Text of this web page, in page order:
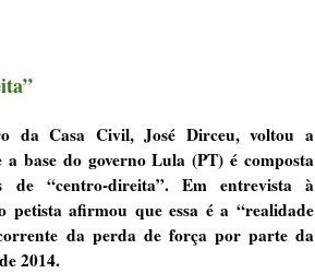
da Casa Civil, José Dirceu, voltou a
a base do governo Lula (PT) é composta
de “centro-direita”. Em entrevista à
petista afirmou que essa é a “realidade
da perda de força por parte da
2014.